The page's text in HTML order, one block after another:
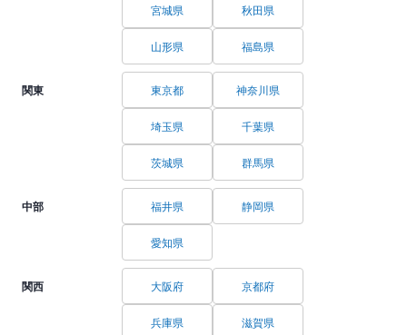
宮城県 秋田県
山形県 福島県
関東 東京都 神奈川県
埼玉県 千葉県
茨城県 群馬県
中部 福井県 静岡県
愛知県
関西 大阪府 京都府
兵庫県 滋賀県